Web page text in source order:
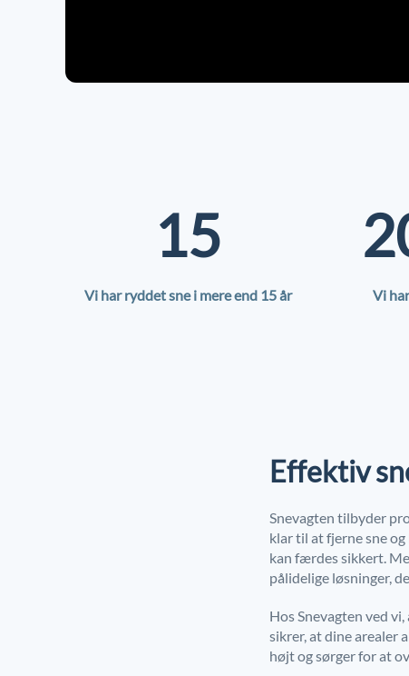
15
Vi har ryddet sne i mere end 15 år Vi
Effektiv
Snevagten tilbyder
klar til at fjerne sne
kan færdes sikkert.
pålidelige løsninger,
Hos Snevagten ved
sikrer, at dine arealer
højt og sørger for at